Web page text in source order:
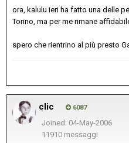
ora, kalulu ieri ha fatto una delle
Torino, ma per me rimane
spero che rientrino al più presto
clic 6087
Joined: 04-May-2006
11910 messaggi